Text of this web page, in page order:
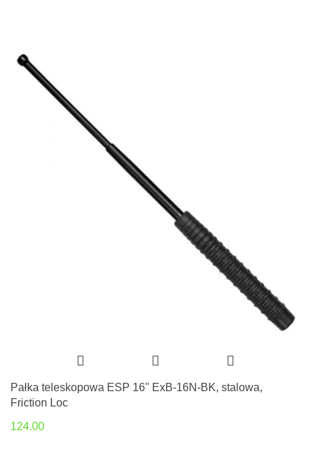
Pałka teleskopowa ESP 16'' ExB-16N-BK, stalowa,
Friction Loc
124.00